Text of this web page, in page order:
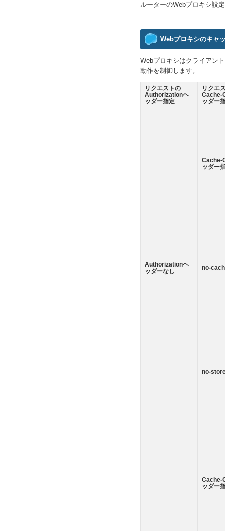
ルーターのWebプロキシ設
Webプロキシのキャ
Webプロキシはクライアン
動作を制御します。
リクエストの
Authorizationヘ
ッダー指定
リクエ
Cache-
ッダー
Authorizationヘ
ッダーなし
Cache-
ッダー
no-
no-
Cache-
ッダー